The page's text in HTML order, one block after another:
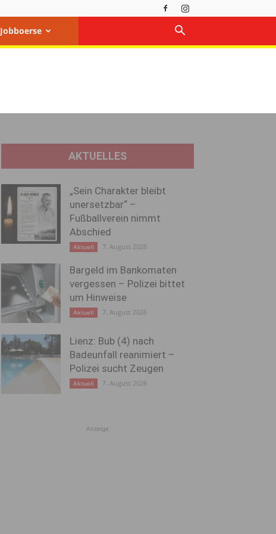
Jobboerse
AKTUELLES
„Sein Charakter bleibt
unersetzbar“ –
Fußballverein nimmt
Abschied
Aktuell 7. August 2026
Bargeld im Bankomaten
vergessen – Polizei bittet
um Hinweise
Aktuell 7. August 2026
Lienz: Bub (4) nach
Badeunfall reanimiert –
Polizei sucht Zeugen
Aktuell 7. August 2026
Anzeige